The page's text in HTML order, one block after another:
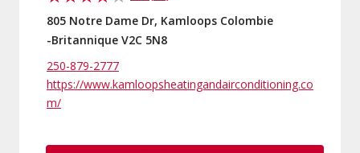
805 Notre Dame Dr, Kamloops Colombie
-Britannique V2C 5N8
250-879-2777
https://www.kamloopsheatingandairconditioning.co
m/